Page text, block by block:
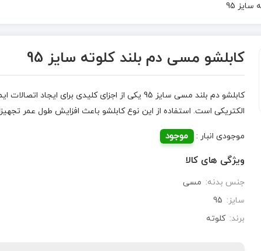
95
کابلشو مسی دم بلند کلوته سایز 95
کابلشو دم بلند مسی سایز 95 یکی از اجزای کلیدی برای
الکتریکی است. استفاده از این نوع کابلشو باعث افزایش طول عمر
موجودی انبار : موجود
ویژگی های کالا
جنس بدنه: مسی
سایز: 95
برند: کلوته